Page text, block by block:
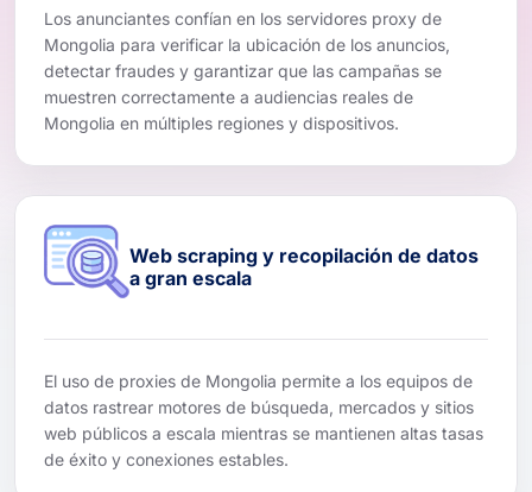
Los anunciantes confían en los servidores proxy de
Mongolia para verificar la ubicación de los anuncios,
detectar fraudes y garantizar que las campañas se
muestren correctamente a audiencias reales de
Mongolia en múltiples regiones y dispositivos.
Web scraping y recopilación de datos
a gran escala
El uso de proxies de Mongolia permite a los equipos de
datos rastrear motores de búsqueda, mercados y sitios
web públicos a escala mientras se mantienen altas tasas
de éxito y conexiones estables.